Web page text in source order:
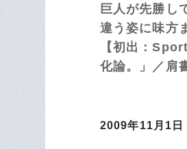
巨人が先勝し
違う姿に味方
【初出：
化論。」／肩
2009年11月1